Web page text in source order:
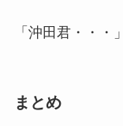
「沖田君・・・」
まとめ